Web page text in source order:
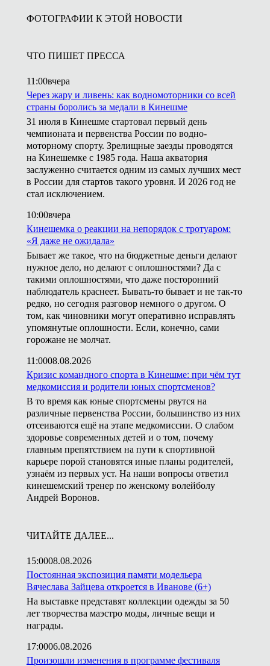
ФОТОГРАФИИ К ЭТОЙ НОВОСТИ
ЧТО ПИШЕТ ПРЕССА
11:00вчера
Через жару и ливень: как водномоторники со всей
страны боролись за медали в Кинешме
31 июля в Кинешме стартовал первый день
чемпионата и первенства России по водно-
моторному спорту. Зрелищные заезды проводятся
на Кинешемке с 1985 года. Наша акватория
заслуженно считается одним из самых лучших мест
в России для стартов такого уровня. И 2026 год не
стал исключением.
10:00вчера
Кинешемка о реакции на непорядок с тротуаром:
«Я даже не ожидала»
Бывает же такое, что на бюджетные деньги делают
нужное дело, но делают с оплошностями? Да с
такими оплошностями, что даже посторонний
наблюдатель краснеет. Бывать-то бывает и не так-то
редко, но сегодня разговор немного о другом. О
том, как чиновники могут оперативно исправлять
упомянутые оплошности. Если, конечно, сами
горожане не молчат.
11:0008.08.2026
Кризис командного спорта в Кинешме: при чём тут
медкомиссия и родители юных спортсменов?
В то время как юные спортсмены рвутся на
различные первенства России, большинство из них
отсеиваются ещё на этапе медкомиссии. О слабом
здоровье современных детей и о том, почему
главным препятствием на пути к спортивной
карьере порой становятся иные планы родителей,
узнаём из первых уст. На наши вопросы ответил
кинешемский тренер по женскому волейболу
Андрей Воронов.
ЧИТАЙТЕ ДАЛЕЕ...
15:0008.08.2026
Постоянная экспозиция памяти модельера
Вячеслава Зайцева откроется в Иванове (6+)
На выставке представят коллекции одежды за 50
лет творчества маэстро моды, личные вещи и
награды.
17:0006.08.2026
Произошли изменения в программе фестиваля